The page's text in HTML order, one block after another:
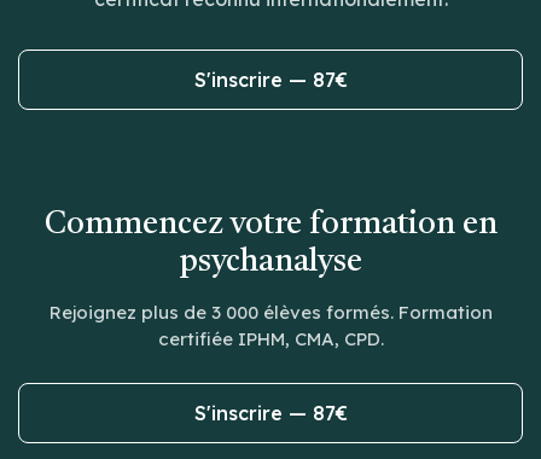
S'inscrire — 87€
Commencez votre formation en
psychanalyse
Rejoignez plus de 3 000 élèves formés. Formation
certifiée IPHM, CMA, CPD.
S'inscrire — 87€